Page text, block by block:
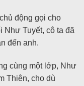
động gọi cho
Như Tuyết, cô ta đã
đến anh.
cùng một lớp, Như
Thiên, cho dù